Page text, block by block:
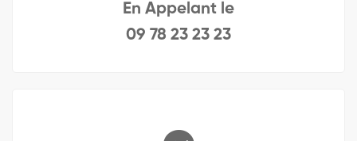
En Appelant le
09 78 23 23 23